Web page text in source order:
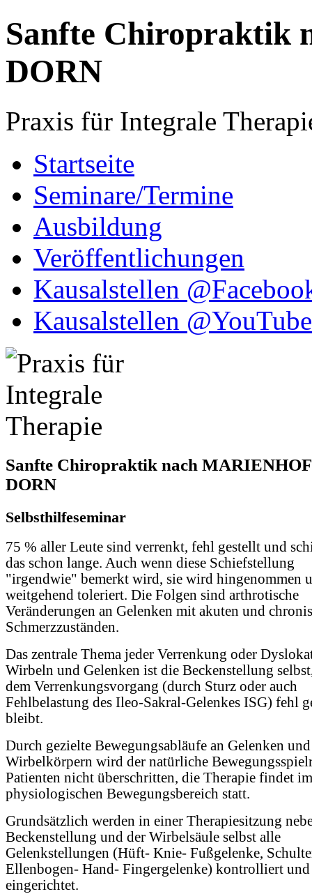
Sanfte Chiropraktik
DORN
Praxis für Integrale
Startseite
Seminare/Termine
Ausbildung
Veröffentlichungen
Kausalstellen
Kausalstellen @YouTube
Sanfte Chiropraktik nach
DORN
Selbsthilfeseminar
75 % aller Leute sind verrenkt, fehl gestellt und
das schon lange. Auch wenn diese Schiefstellung
"irgendwie" bemerkt wird, sie wird hingenommen
weitgehend toleriert. Die Folgen sind arthrotische
Veränderungen an Gelenken mit akuten und
Schmerzzuständen.
Das zentrale Thema jeder Verrenkung oder
Wirbeln und Gelenken ist die Beckenstellung
dem Verrenkungsvorgang (durch Sturz oder auch
Fehlbelastung des Ileo-Sakral-Gelenkes ISG) fehl
bleibt.
Durch gezielte Bewegungsabläufe an Gelenken und
Wirbelkörpern wird der natürliche
Patienten nicht überschritten, die Therapie findet im
physiologischen Bewegungsbereich statt.
Grundsätzlich werden in einer Therapiesitzung
Beckenstellung und der Wirbelsäule selbst alle
Gelenkstellungen (Hüft- Knie- Fußgelenke,
Ellenbogen- Hand- Fingergelenke) kontrolliert und
eingerichtet.